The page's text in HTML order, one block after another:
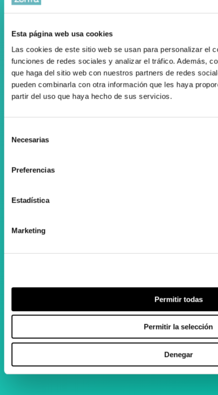
Esta página web usa cookies
Las cookies de este sitio web se usan para personalizar el
funciones de redes sociales y analizar el tráfico. Además,
que haga del sitio web con nuestros partners de redes
pueden combinarla con otra información que les haya
partir del uso que haya hecho de sus servicios.
Necesarias
Preferencias
Estadística
Marketing
Permitir todas
Permitir la selección
Denegar
Registro Publicidad Sanitaria: 93/19
Condiciones de Uso
Política de cookies
Desarrollado por Triplevdoble
Subvenciones y ayudas
Facebook
Instagram
Aguila Eraikina - Errekalde, 59
zenta@zenta.es
Abierto de lunes a viernes
16:00 - 20:00